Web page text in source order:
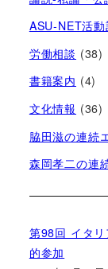
ASU-NET活動
労働相談 (38)
書籍案内 (4)
文化情報 (36)
脇田滋の連続
森岡孝二の連
第98回 イタ
的参加